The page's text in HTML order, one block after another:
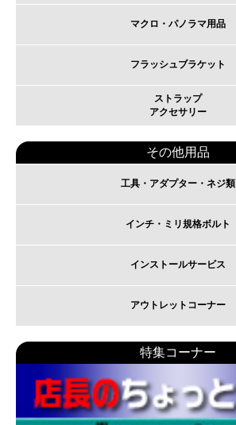
マクロ・パノラマ用品
フラッシュブラケット
ストラップ
アクセサリー
その他用品
工具・アダプター・ネジ類
インチ・ミリ規格ボルト
インストールサービス
アウトレットコーナー
特集コーナー